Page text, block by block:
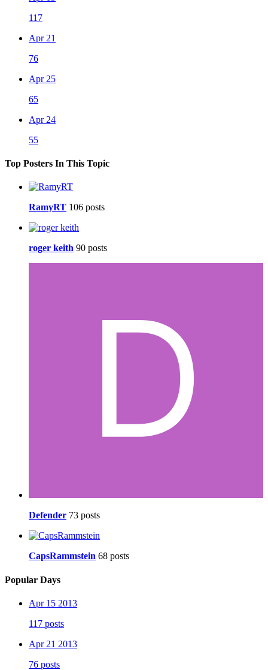
117
Apr 21
76
Apr 25
65
Apr 24
55
Top Posters In This Topic
RamyRT 106 posts
roger keith 90 posts
Defender 73 posts
CapsRammstein 68 posts
Popular Days
Apr 15 2013
117 posts
Apr 21 2013
76 posts